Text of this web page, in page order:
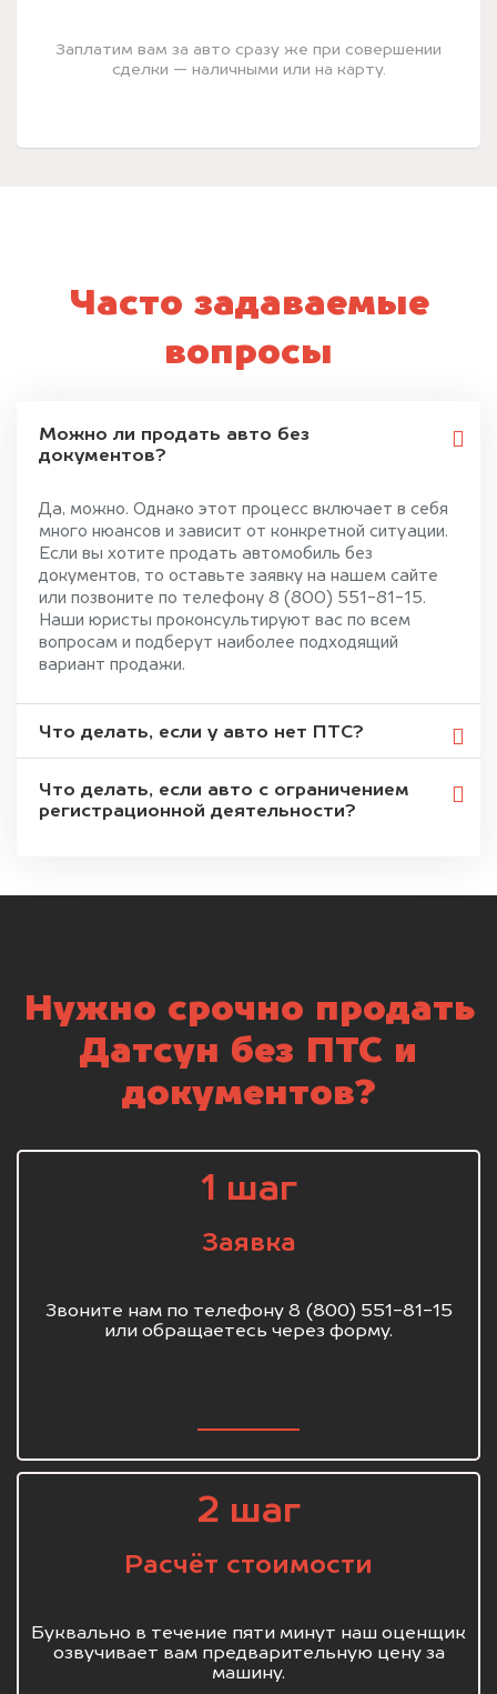
Заплатим вам за авто сразу же при совершении
сделки — наличными или на карту.
Часто задаваемые
вопросы
Можно ли продать авто без
документов?
Да, можно. Однако этот процесс включает в себя
много нюансов и зависит от конкретной ситуации.
Если вы хотите продать автомобиль без
документов, то оставьте заявку на нашем сайте
или позвоните по телефону 8 (800) 551-81-15.
Наши юристы проконсультируют вас по всем
вопросам и подберут наиболее подходящий
вариант продажи.
Что делать, если у авто нет ПТС?
Что делать, если авто с ограничением
регистрационной деятельности?
Нужно срочно продать
Датсун без ПТС и
документов?
1 шаг
Заявка
Звоните нам по телефону 8 (800) 551-81-15
или обращаетесь через форму.
2 шаг
Расчёт стоимости
Буквально в течение пяти минут наш оценщик
озвучивает вам предварительную цену за
машину.